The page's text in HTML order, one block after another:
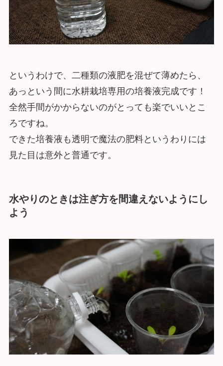
というわけで、二種類の液肥を混ぜて薄めたら、
あっという間に水耕栽培専用の培養液完成です！
全然手間がかからないのがとっても楽でいいとこ
ろですね。
できた培養液も透明で魔法の肥料というわりには
見た目は意外と普通です。
水やりのときは注ぎ方を間違えないようにし
よう